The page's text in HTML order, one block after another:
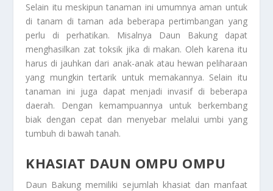
Selain itu meskipun tanaman ini umumnya aman untuk
di tanam di taman ada beberapa pertimbangan yang
perlu di perhatikan. Misalnya Daun Bakung dapat
menghasilkan zat toksik jika di makan. Oleh karena itu
harus di jauhkan dari anak-anak atau hewan peliharaan
yang mungkin tertarik untuk memakannya. Selain itu
tanaman ini juga dapat menjadi invasif di beberapa
daerah. Dengan kemampuannya untuk berkembang
biak dengan cepat dan menyebar melalui umbi yang
tumbuh di bawah tanah.
KHASIAT DAUN OMPU OMPU
Daun Bakung memiliki sejumlah khasiat dan manfaat